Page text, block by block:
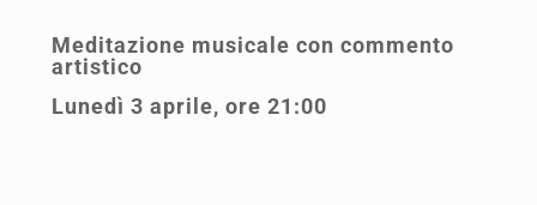
Meditazione musicale con commento
artistico
Lunedì 3 aprile, ore 21:00